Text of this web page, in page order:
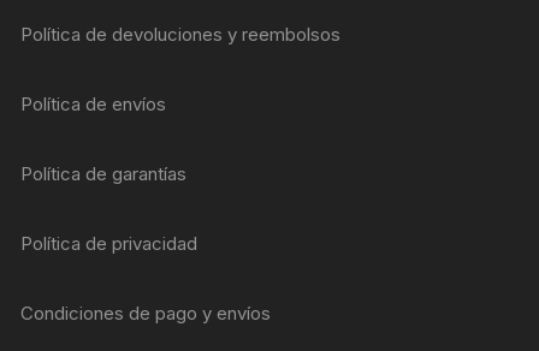
Política de devoluciones y reembolsos
Política de envíos
Política de garantías
Política de privacidad
Condiciones de pago y envíos